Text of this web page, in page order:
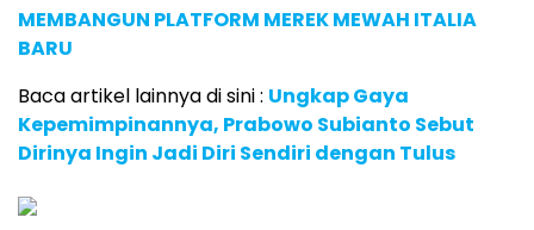
MEMBANGUN PLATFORM MEREK MEWAH ITALIA
BARU
Baca artikel lainnya di sini : Ungkap Gaya
Kepemimpinannya, Prabowo Subianto Sebut
Dirinya Ingin Jadi Diri Sendiri dengan Tulus